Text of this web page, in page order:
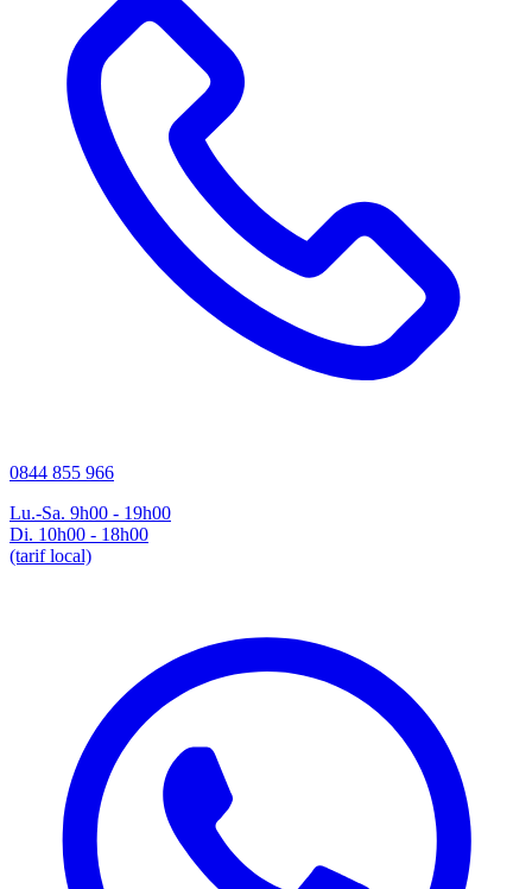
0844 855 966
Lu.-Sa. 9h00 - 19h00
Di. 10h00 - 18h00
(tarif local)